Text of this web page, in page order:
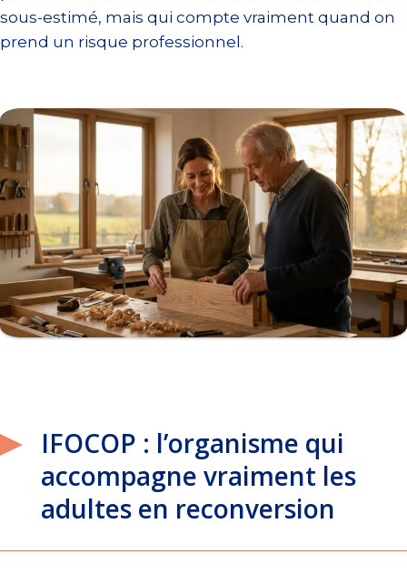
sous-estimé, mais qui compte vraiment quand on
prend un risque professionnel.
IFOCOP : l’organisme qui
accompagne vraiment les
adultes en reconversion